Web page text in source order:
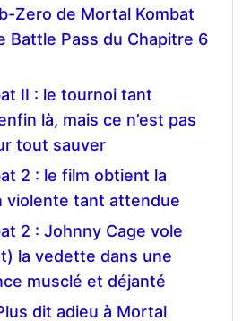
Zero de Mortal Kombat
Battle Pass du Chapitre 6
II : le tournoi tant
là, mais ce n’est pas
tout sauver
2 : le film obtient la
violente tant attendue
2 : Johnny Cage vole
la vedette dans une
musclé et déjanté
dit adieu à Mortal